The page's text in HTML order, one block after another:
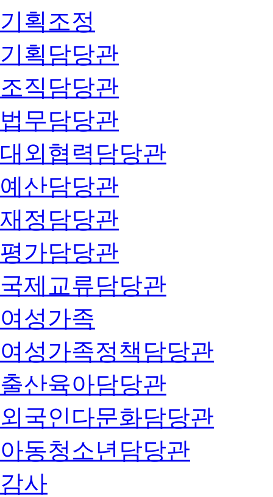
기획조정
기획담당관
조직담당관
법무담당관
대외협력담당관
예산담당관
재정담당관
평가담당관
국제교류담당관
여성가족
여성가족정책담당관
출산육아담당관
외국인다문화담당관
아동청소년담당관
감사